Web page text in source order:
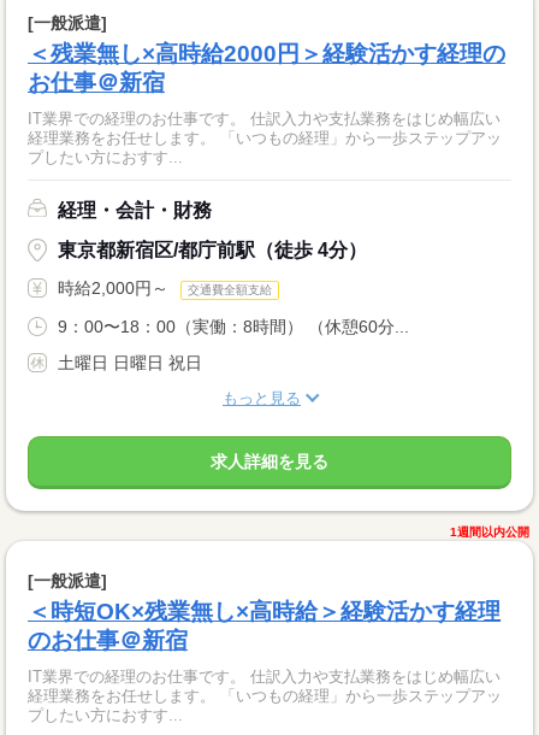
[一般派遣]
＜残業無し×高時給2000円＞経験活かす経理の
お仕事＠新宿
IT業界での経理のお仕事です。 仕訳入力や支払業務をはじめ幅広い
経理業務をお任せします。 「いつもの経理」から一歩ステップアッ
プしたい方におすす...
経理・会計・財務
東京都新宿区/都庁前駅（徒歩 4分）
時給2,000円～ 交通費全額支給
9：00〜18：00（実働：8時間） （休憩60分...
土曜日 日曜日 祝日
もっと見る
求人詳細を見る
1週間以内公開
[一般派遣]
＜時短OK×残業無し×高時給＞経験活かす経理
のお仕事＠新宿
IT業界での経理のお仕事です。 仕訳入力や支払業務をはじめ幅広い
経理業務をお任せします。 「いつもの経理」から一歩ステップアッ
プしたい方におすす...